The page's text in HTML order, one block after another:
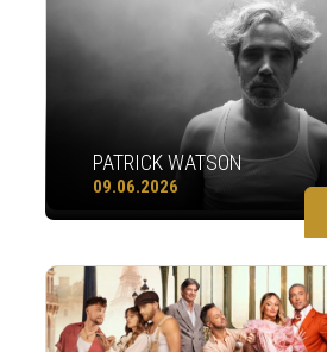
PATRICK WATSON
09.06.2026